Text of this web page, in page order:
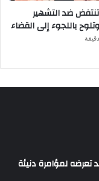
ضد التشهير
باللجوء إلى القضاء
تعرضه لمؤامرة دنيئة